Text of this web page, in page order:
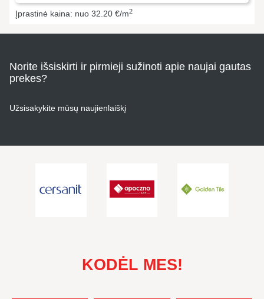
Įprastinė kaina: nuo 32.20 €/m2
Norite išsiskirti ir pirmieji sužinoti apie naujai gautas
prekes?
Užsisakykite mūsų naujienlaiškį
KODĖL MES!